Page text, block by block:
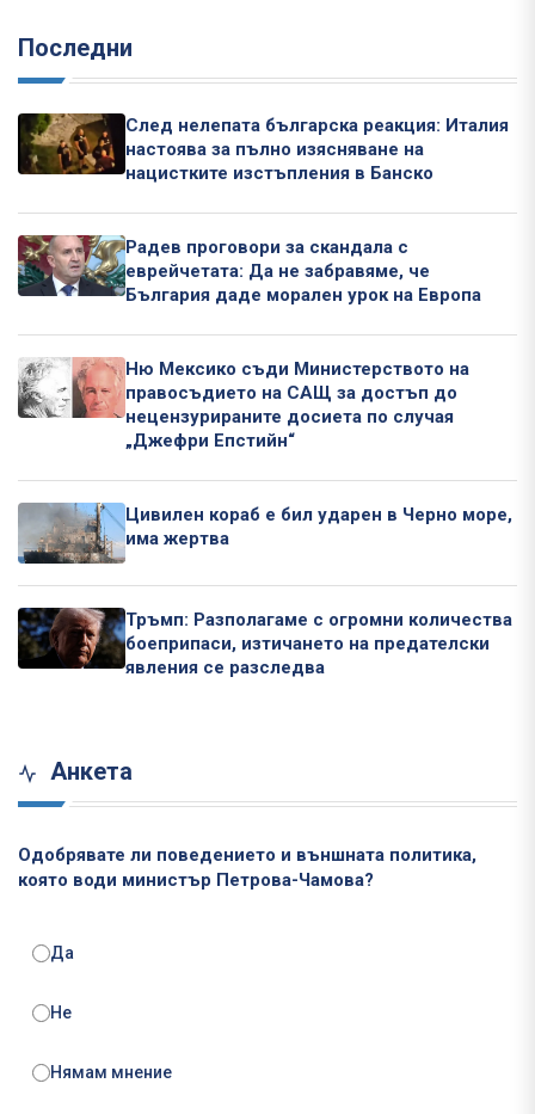
Последни
След нелепата българска реакция: Италия
настоява за пълно изясняване на
нацистките изстъпления в Банско
Радев проговори за скандала с
еврейчетата: Да не забравяме, че
България даде морален урок на Европа
Ню Мексико съди Министерството на
правосъдието на САЩ за достъп до
нецензурираните досиета по случая
„Джефри Епстийн“
Цивилен кораб е бил ударен в Черно море,
има жертва
Тръмп: Разполагаме с огромни количества
боеприпаси, изтичането на предателски
явления се разследва
Анкета
Одобрявате ли поведението и външната политика,
която води министър Петрова-Чамова?
Да
Не
Нямам мнение